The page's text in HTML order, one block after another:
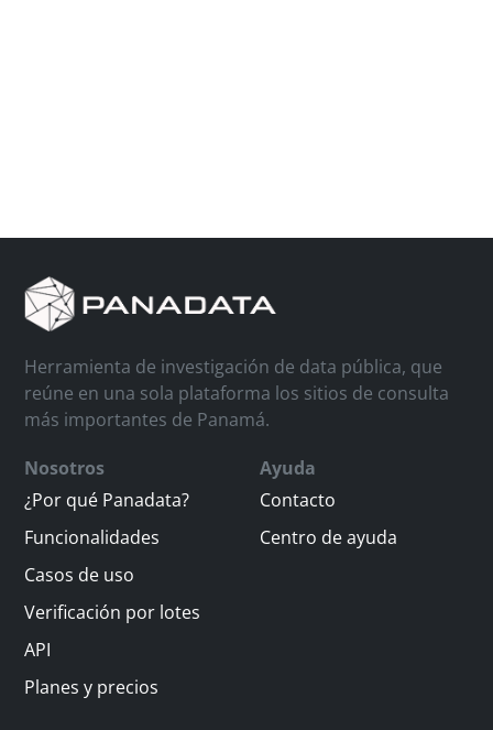
Herramienta de investigación de data pública, que
reúne en una sola plataforma los sitios de consulta
más importantes de Panamá.
Nosotros
¿Por qué Panadata?
Funcionalidades
Casos de uso
Verificación por lotes
API
Planes y precios
Ayuda
Contacto
Centro de ayuda